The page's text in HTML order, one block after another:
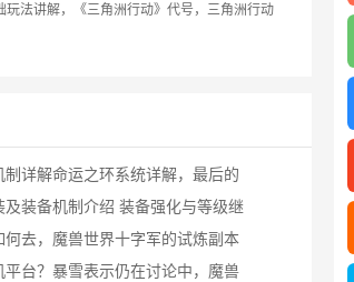
玩法讲解，《三角洲行动》代号，三角洲行动
制详解命运之环系统详解，最后的
及装备机制介绍 装备强化与等级继
去，魔兽世界十字军的试炼副本
平台？暴雪表示仍在讨论中，魔兽